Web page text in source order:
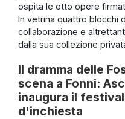
ospita le otto opere
In vetrina quattro blocchi
collaborazione e
dalla sua collezione
Il dramma delle
scena a Fonni:
inaugura il
d'inchiesta